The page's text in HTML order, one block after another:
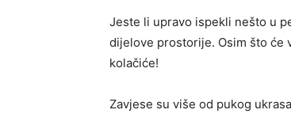
Jeste li upravo ispekli nešto u
dijelove prostorije. Osim što će
kolačiće!
Zavjese su više od pukog ukrasa